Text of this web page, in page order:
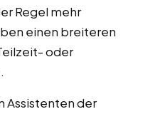
Regel mehr
einen breiteren
oder
Assistenten der